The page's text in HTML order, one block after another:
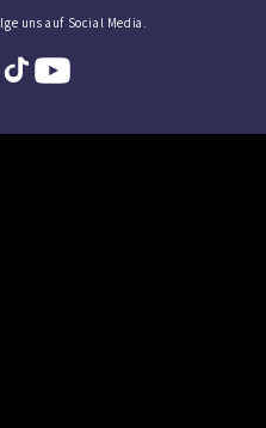
uns auf Social Media.